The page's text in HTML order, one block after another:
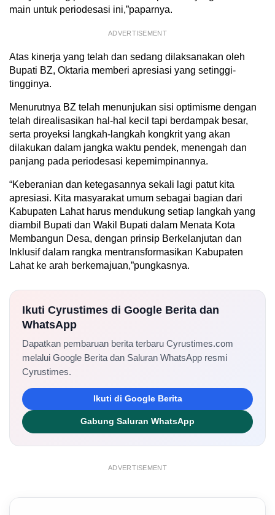
main untuk periodesasi ini,”paparnya.
ADVERTISEMENT
Atas kinerja yang telah dan sedang dilaksanakan oleh
Bupati BZ, Oktaria memberi apresiasi yang setinggi-
tingginya.
Menurutnya BZ telah menunjukan sisi optimisme dengan
telah direalisasikan hal-hal kecil tapi berdampak besar,
serta proyeksi langkah-langkah kongkrit yang akan
dilakukan dalam jangka waktu pendek, menengah dan
panjang pada periodesasi kepemimpinannya.
“Keberanian dan ketegasannya sekali lagi patut kita
apresiasi. Kita masyarakat umum sebagai bagian dari
Kabupaten Lahat harus mendukung setiap langkah yang
diambil Bupati dan Wakil Bupati dalam Menata Kota
Membangun Desa, dengan prinsip Berkelanjutan dan
Inklusif dalam rangka mentransformasikan Kabupaten
Lahat ke arah berkemajuan,”pungkasnya.
Ikuti Cyrustimes di Google Berita dan
WhatsApp
Dapatkan pembaruan berita terbaru Cyrustimes.com
melalui Google Berita dan Saluran WhatsApp resmi
Cyrustimes.
Ikuti di Google Berita
Gabung Saluran WhatsApp
ADVERTISEMENT